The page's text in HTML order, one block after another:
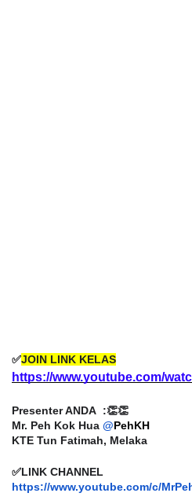
✅JOIN LINK KELAS
https://www.youtube.com/
Presenter ANDA :👏👏
Mr. Peh Kok Hua @PehKH
KTE Tun Fatimah, Melaka
✅LINK CHANNEL
https://www.youtube.com/c/